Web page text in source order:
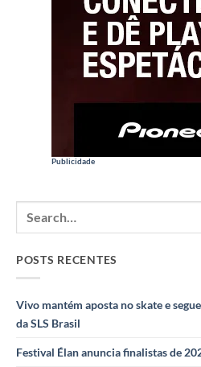
Publicidade
POSTS RECENTES
Vivo mantém aposta no skate e
da SLS Brasil
Festival Élan anuncia finalistas de